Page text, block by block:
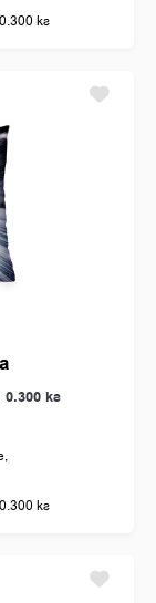
0.300 кг
0.300 кг
0.300 кг